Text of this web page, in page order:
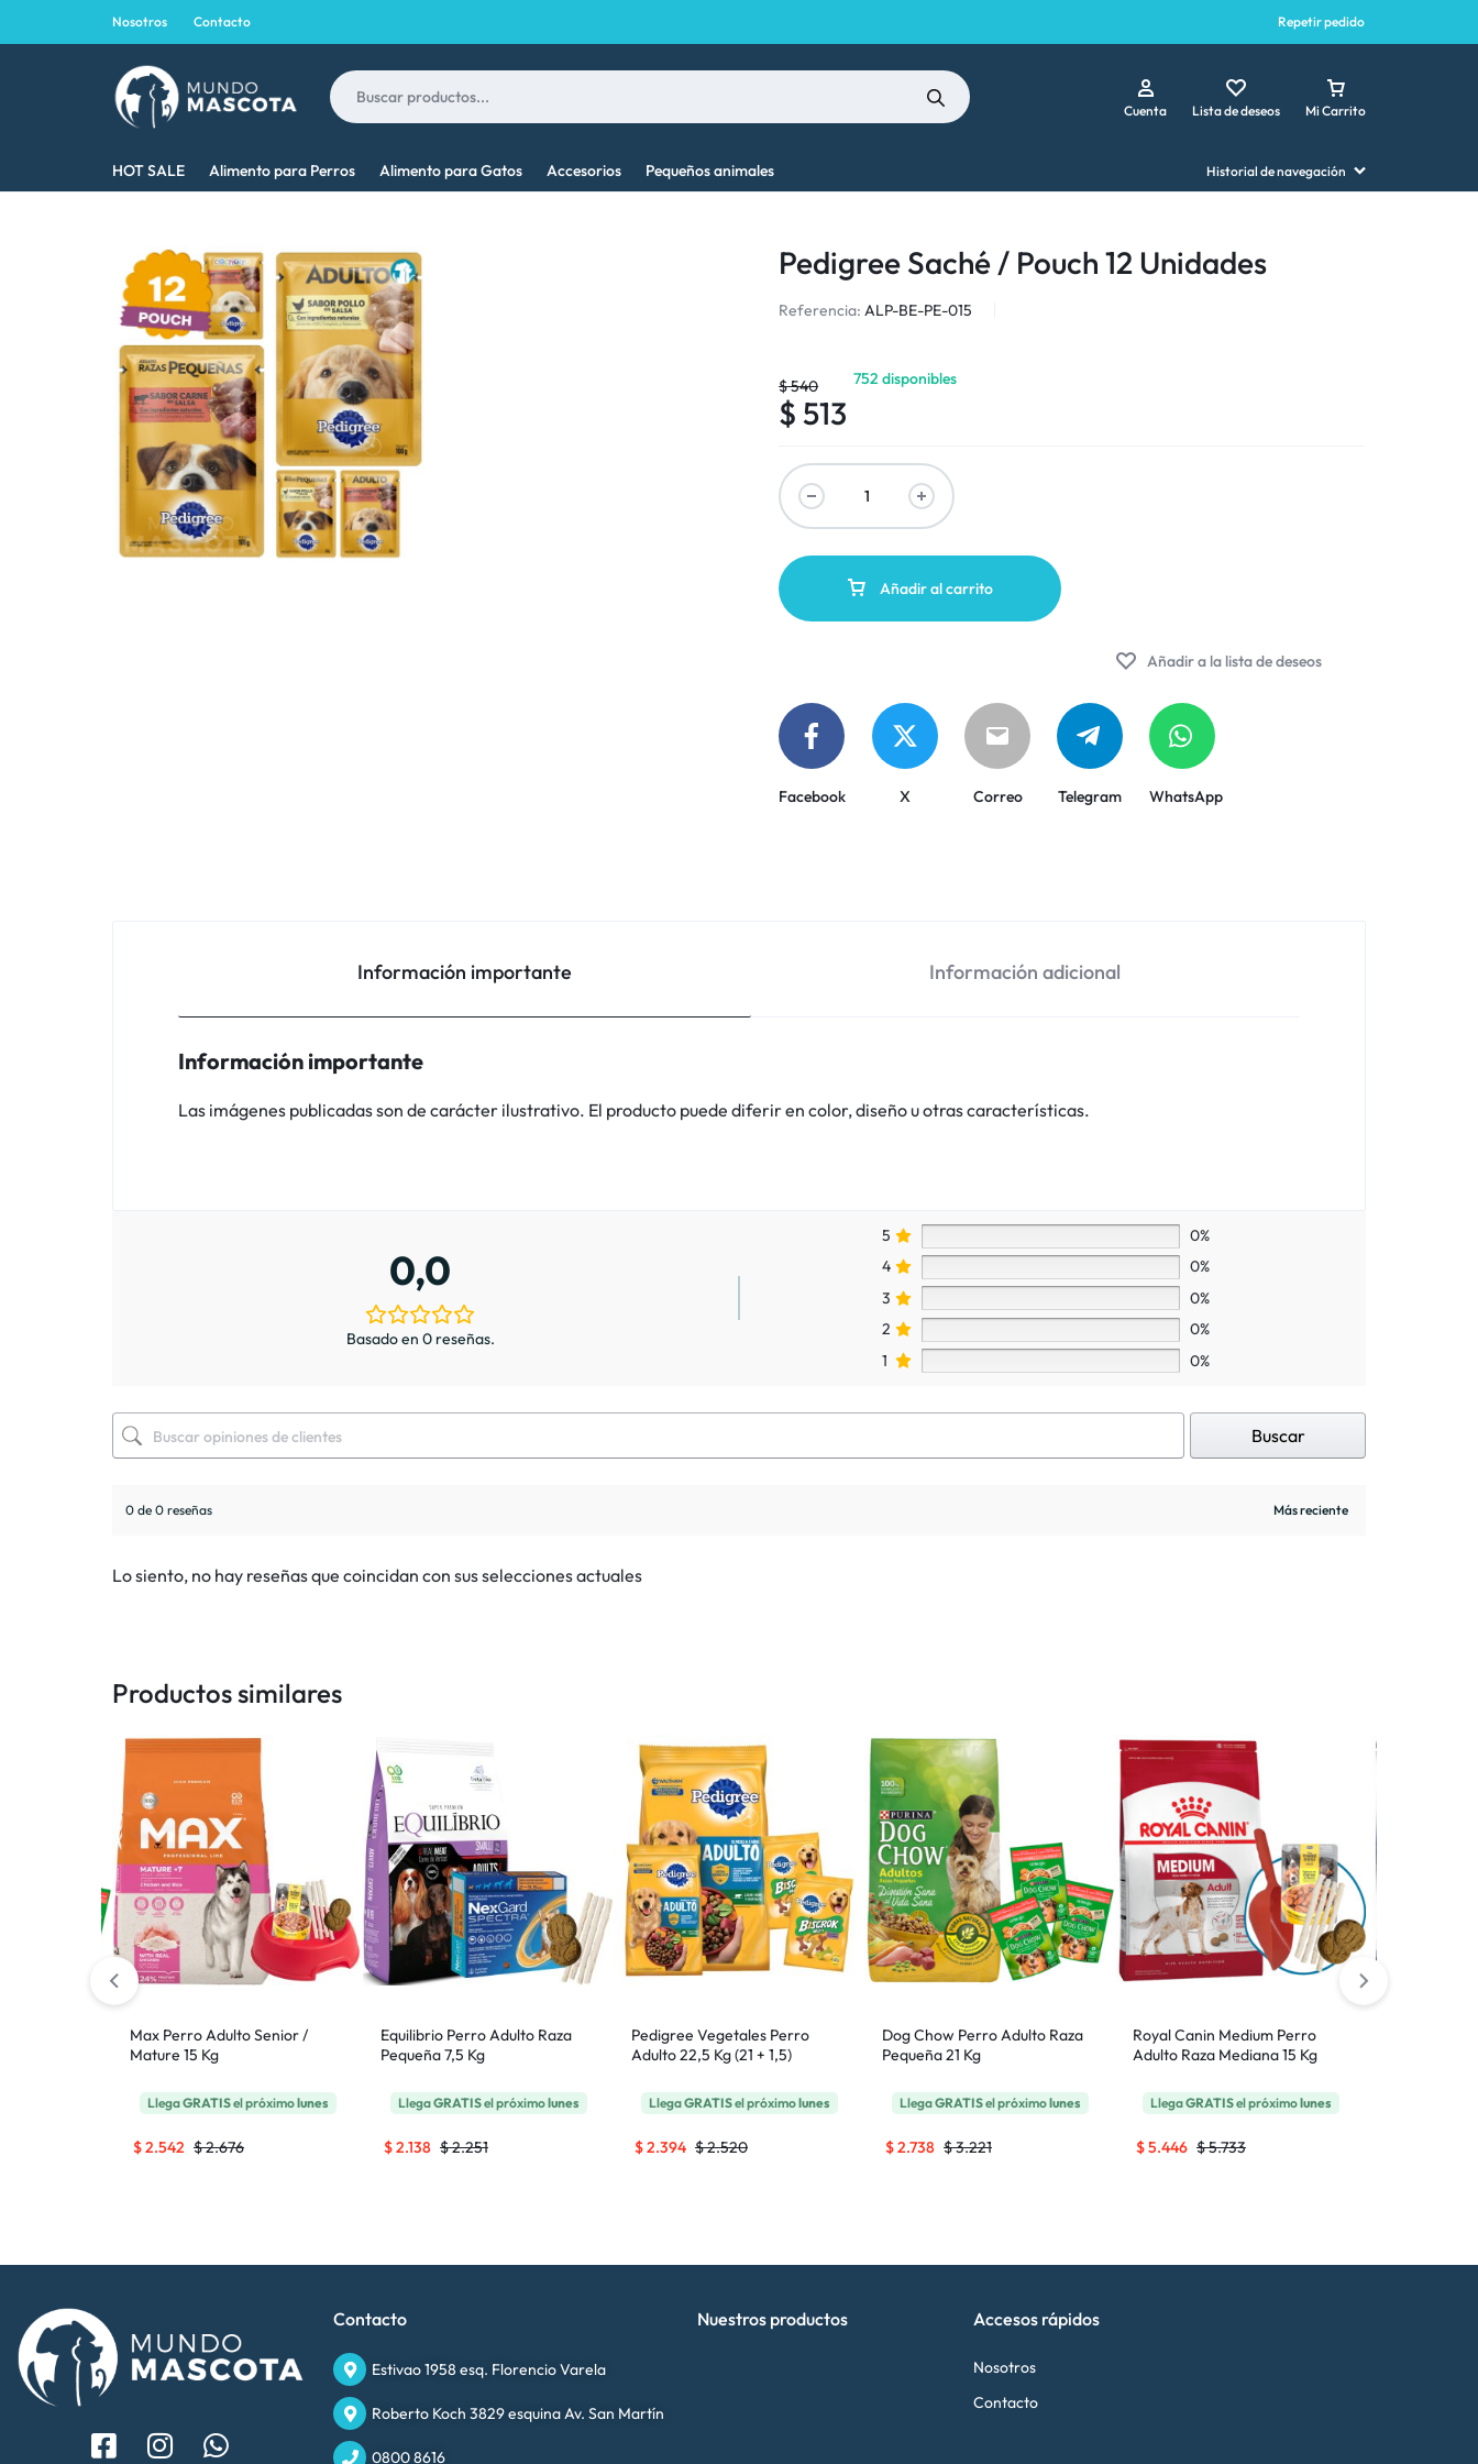
Nosotros Contacto Repetir pedido
MASCOTA
MEJOR
PARA
TU
MASCOTA
Cuenta Lista de deseos Mi Carrito
HOT SALE Alimento para Perros Alimento para Gatos Accesorios Pequeños animales Historial de navegación
Pedigree Saché / Pouch 12 Unidades
Referencia: ALP-BE-PE-015
$540
$ 513
752 disponibles
Añadir al carrito
Añadir a la lista de deseos
Facebook X Correo Telegram WhatsApp
Información importante Información adicional
Información importante
Las imágenes publicadas son de carácter ilustrativo. El producto puede diferir en color, diseño u otras características.
0,0
Basado en 0 reseñas.
5
0%
4
0%
3
0%
2
0%
1
0%
Buscar
0 de 0 reseñas
Lo siento, no hay reseñas que coincidan con sus selecciones actuales
Productos similares
Max Perro Adulto Senior /
Mature 15 Kg
LlegaGRATISel próximolunes
$2.676
$2.542
Equilibrio Perro Adulto Raza
Pequeña 7,5 Kg
LlegaGRATISel próximolunes
$2.251
$2.138
Pedigree Vegetales Perro
Adulto 22,5 Kg (21 + 1,5)
LlegaGRATISel próximolunes
$2.520
$2.394
Dog Chow Perro Adulto Raza
Pequeña 21 Kg
LlegaGRATISel próximolunes
$3.221
$2.738
Royal Canin Medium Perro
Adulto Raza Mediana 15 Kg
LlegaGRATISel próximolunes
$5.733
$5.446
Contacto
Estivao 1958 esq. Florencio Varela
Roberto Koch 3829 esquina Av. San Martín
0800 8616
Nuestros productos Accesos rápidos
Nosotros
Contacto